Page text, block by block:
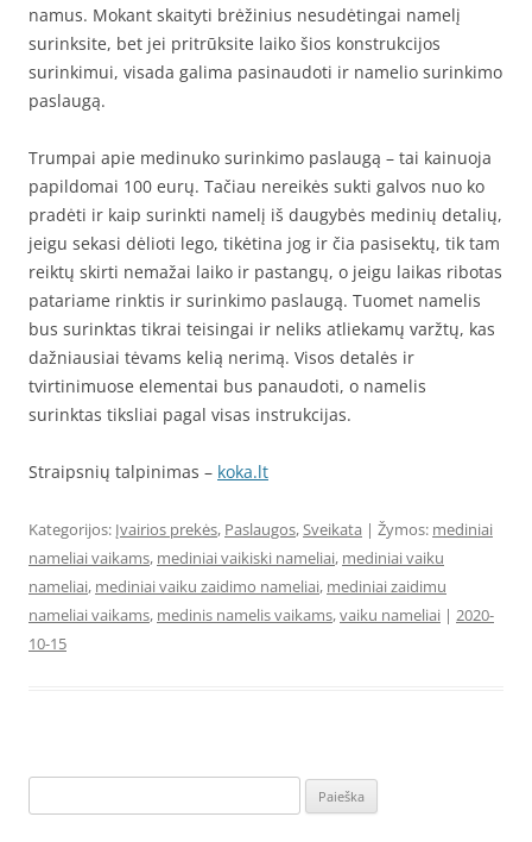
namus. Mokant skaityti brėžinius nesudėtingai namelį
surinksite, bet jei pritrūksite laiko šios konstrukcijos
surinkimui, visada galima pasinaudoti ir namelio surinkimo
paslaugą.
Trumpai apie medinuko surinkimo paslaugą – tai kainuoja
papildomai 100 eurų. Tačiau nereikės sukti galvos nuo ko
pradėti ir kaip surinkti namelį iš daugybės medinių detalių,
jeigu sekasi dėlioti lego, tikėtina jog ir čia pasisektų, tik tam
reiktų skirti nemažai laiko ir pastangų, o jeigu laikas ribotas
patariame rinktis ir surinkimo paslaugą. Tuomet namelis
bus surinktas tikrai teisingai ir neliks atliekamų varžtų, kas
dažniausiai tėvams kelią nerimą. Visos detalės ir
tvirtinimuose elementai bus panaudoti, o namelis
surinktas tiksliai pagal visas instrukcijas.
Straipsnių talpinimas – koka.lt
Kategorijos: Įvairios prekės, Paslaugos,Sveikata | Žymos: mediniai
nameliai vaikams, mediniai vaikiski nameliai, mediniai vaiku
nameliai, mediniai vaiku zaidimo nameliai, mediniai zaidimu
nameliai vaikams, medinis namelis vaikams,vaiku nameliai | 2020-
10-15